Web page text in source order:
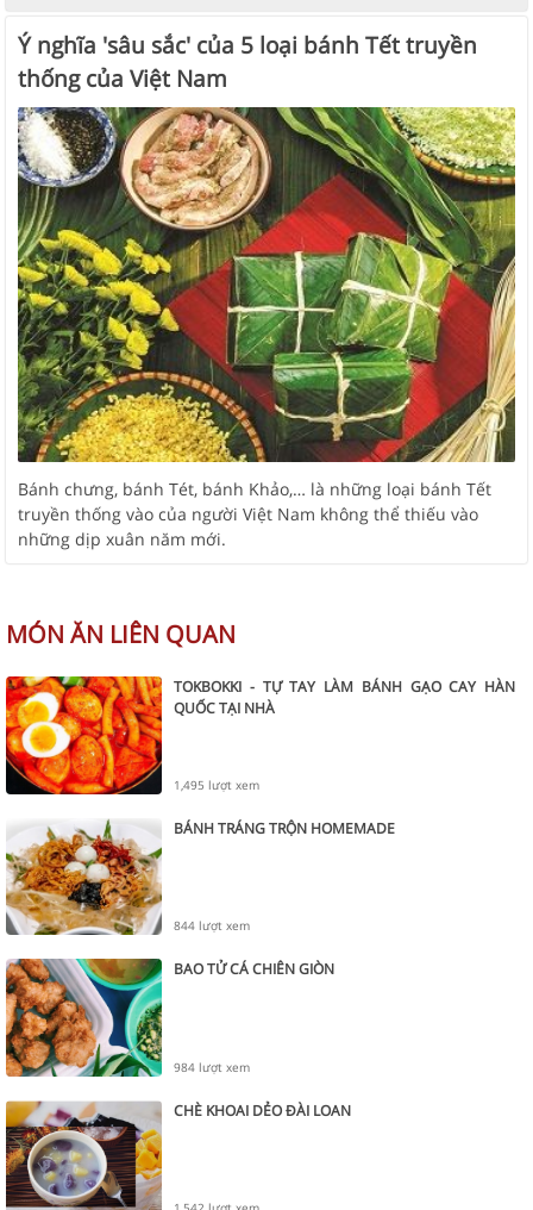
Ý nghĩa 'sâu sắc' của 5 loại bánh Tết truyền
thống của Việt Nam
Bánh chưng, bánh Tét, bánh Khảo,… là những loại bánh Tết
truyền thống vào của người Việt Nam không thể thiếu vào
những dịp xuân năm mới.
MÓN ĂN LIÊN QUAN
TOKBOKKI - TỰ TAY LÀM BÁNH GẠO CAY HÀN
QUỐC TẠI NHÀ
1,495 lượt xem
BÁNH TRÁNG TRỘN HOMEMADE
844 lượt xem
BAO TỬ CÁ CHIÊN GIÒN
984 lượt xem
CHÈ KHOAI DẺO ĐÀI LOAN